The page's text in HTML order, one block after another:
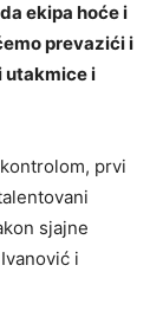
ekipa hoće i
prevazići i
utakmice i
prvi
sjajne
i